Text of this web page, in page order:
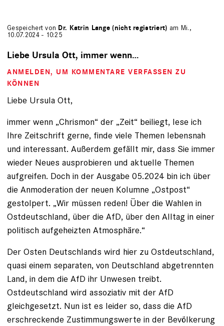
Gespeichert von Dr. Katrin Lange (nicht registriert) am Mi.,
10.07.2024 - 10:25
Liebe Ursula Ott, immer wenn…
ANMELDEN, UM KOMMENTARE VERFASSEN ZU
KÖNNEN
Liebe Ursula Ott,
immer wenn „Chrismon“ der „Zeit“ beiliegt, lese ich
Ihre Zeitschrift gerne, finde viele Themen lebensnah
und interessant. Außerdem gefällt mir, dass Sie immer
wieder Neues ausprobieren und aktuelle Themen
aufgreifen. Doch in der Ausgabe 05.2024 bin ich über
die Anmoderation der neuen Kolumne „Ostpost“
gestolpert. „Wir müssen reden! Über die Wahlen in
Ostdeutschland, über die AfD, über den Alltag in einer
politisch aufgeheizten Atmosphäre.“
Der Osten Deutschlands wird hier zu Ostdeutschland,
quasi einem separaten, von Deutschland abgetrennten
Land, in dem die AfD ihr Unwesen treibt.
Ostdeutschland wird assoziativ mit der AfD
gleichgesetzt. Nun ist es leider so, dass die AfD
erschreckende Zustimmungswerte in der Bevölkerung